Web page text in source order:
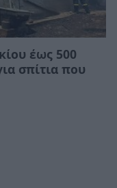
έως 500
σπίτια που